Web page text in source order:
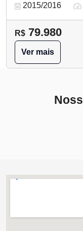
2015/2016
R$ 79.980
Ver mais